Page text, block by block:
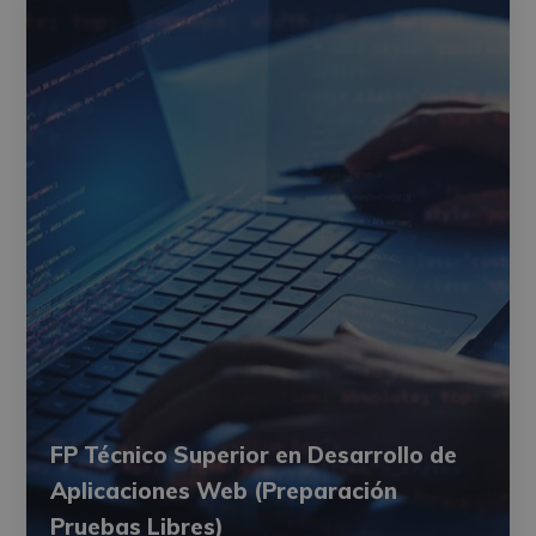
FP Técnico Superior en Desarrollo de
Aplicaciones Web (Preparación
Pruebas Libres)